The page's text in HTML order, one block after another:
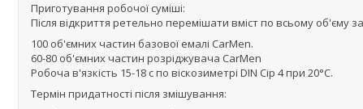
Приготування робочої суміші:
Після відкриття ретельно перемішати вміст по всьому об'єму
100 об'ємних частин базової емалі CarMen.
60-80 об'ємних частин розріджувача CarMen
Робоча в'язкість 15-18 с по віскозиметрі DIN Сір 4 при 20°С.
Термін придатності після змішування: